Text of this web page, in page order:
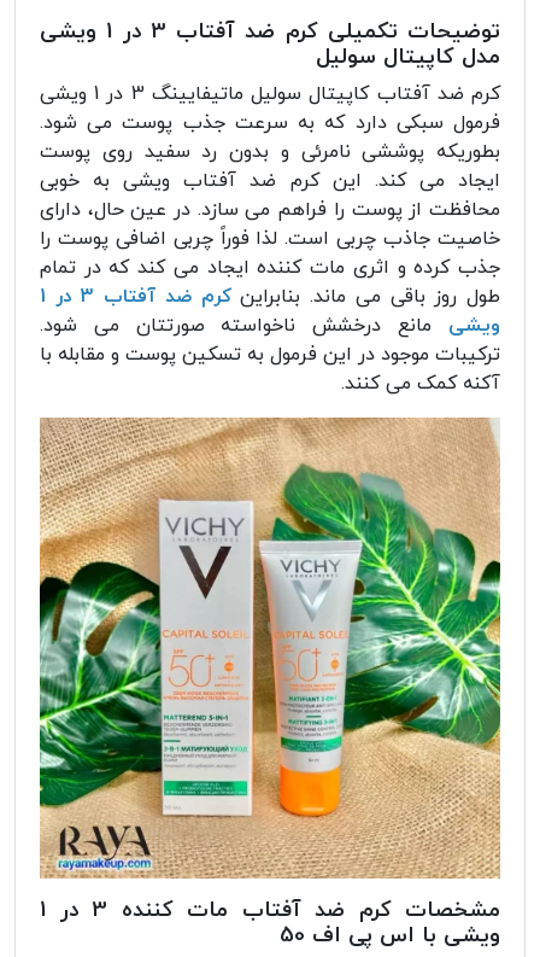
توضیحات تکمیلی کرم ضد آفتاب 3 در 1 ویشی
مدل کاپیتال سولیل
کرم ضد آفتاب کاپیتال سولیل ماتیفایینگ 3 در 1 ویشی
فرمول سبکی دارد که به سرعت جذب پوست می شود.
بطوریکه پوششی نامرئی و بدون رد سفید روی پوست
ایجاد می کند. این کرم ضد آفتاب ویشی به خوبی
محافظت از پوست را فراهم می سازد. در عین حال، دارای
خاصیت جاذب چربی است. لذا فوراً چربی اضافی پوست را
جذب کرده و اثری مات کننده ایجاد می کند که در تمام
طول روز باقی می ماند. بنابراین
کرم ضد آفتاب 3 در 1
ویشی مانع درخشش ناخواسته صورتتان می شود.
ترکیبات موجود در این فرمول به تسکین پوست و مقابله با
آکنه کمک می کنند.
مشخصات کرم ضد آفتاب مات کننده 3 در 1
ویشی با اس پی اف 50